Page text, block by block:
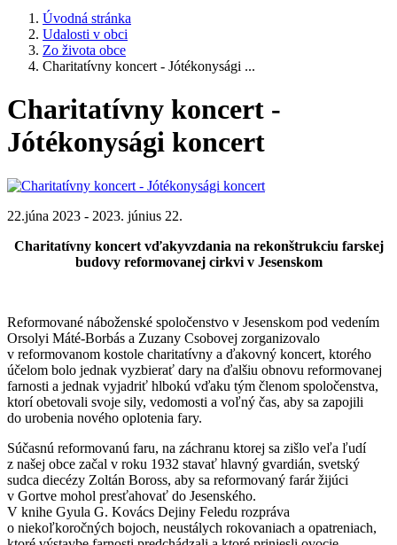
Úvodná stránka
Udalosti v obci
Zo života obce
Charitatívny koncert - Jótékonysági ...
Charitatívny koncert -
Jótékonysági koncert
22.júna 2023 - 2023. június 22.
Charitatívny koncert vďakyvzdania na rekonštrukciu farskej
budovy reformovanej cirkvi v Jesenskom
Reformované náboženské spoločenstvo v Jesenskom pod vedením
Orsolyi Máté-Borbás a Zuzany Csobovej zorganizovalo
v reformovanom kostole charitatívny a ďakovný koncert, ktorého
účelom bolo jednak vyzbierať dary na ďalšiu obnovu reformovanej
farnosti a jednak vyjadriť hlbokú vďaku tým členom spoločenstva,
ktorí obetovali svoje sily, vedomosti a voľný čas, aby sa zapojili
do urobenia nového oplotenia fary.
Súčasnú reformovanú faru, na záchranu ktorej sa zišlo veľa ľudí
z našej obce začal v roku 1932 stavať hlavný gvardián, svetský
sudca diecézy Zoltán Boross, aby sa reformovaný farár žijúci
v Gortve mohol presťahovať do Jesenského.
V knihe Gyula G. Kovács Dejiny Feledu rozpráva
o niekoľkoročných bojoch, neustálych rokovaniach a opatreniach,